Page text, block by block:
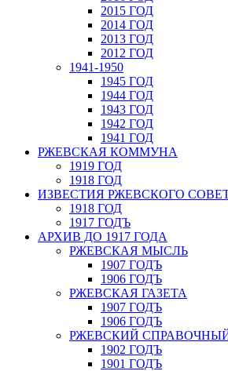
2015 ГОД
2014 ГОД
2013 ГОД
2012 ГОД
1941-1950
1945 ГОД
1944 ГОД
1943 ГОД
1942 ГОД
1941 ГОД
РЖЕВСКАЯ КОММУНА
1919 ГОД
1918 ГОД
ИЗВЕСТИЯ РЖЕВСКОГО
1918 ГОД
1917 ГОДЪ
АРХИВ ДО 1917 ГОДА
РЖЕВСКАЯ МЫСЛЬ
1907 ГОДЪ
1906 ГОДЪ
РЖЕВСКАЯ ГАЗЕТА
1907 ГОДЪ
1906 ГОДЪ
РЖЕВСКИЙ
1902 ГОДЪ
1901 ГОДЪ